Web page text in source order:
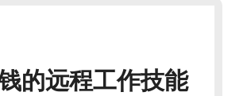
的远程工作技能